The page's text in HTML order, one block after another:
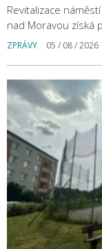
Revitalizace
nad Moravou získá
ZPRÁVY 05 / 08 / 2026